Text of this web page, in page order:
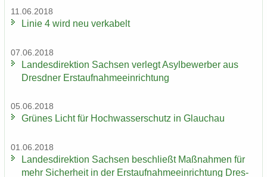
11.06.2018
Linie 4 wird neu ver­ka­belt
07.06.2018
Lan­des­di­rek­ti­on Sach­sen ver­legt Asyl­be­wer­ber aus
Dresd­ner Erst­auf­nah­me­ein­rich­tung
05.06.2018
Grü­nes Licht für Hoch­was­ser­schutz in Glauch­au
01.06.2018
Lan­des­di­rek­ti­on Sach­sen be­schließt Maß­nah­men für
mehr Si­cher­heit in der Erst­auf­nah­me­ein­rich­tung Dres­